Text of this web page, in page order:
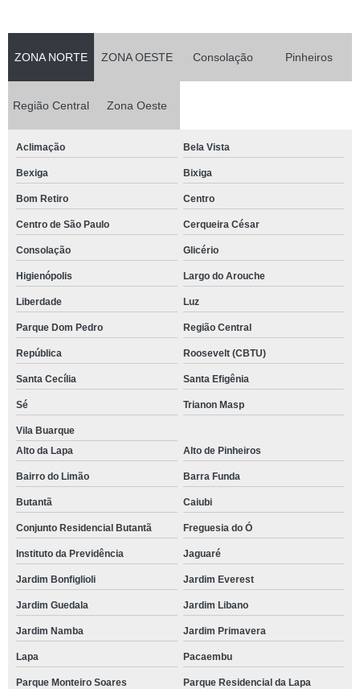
ZONA NORTE ZONA OESTE Consolação Pinheiros
Região Central Zona Oeste
Aclimação Bela Vista
Bexiga Bixiga
Bom Retiro Centro
Centro de São Paulo Cerqueira César
Consolação Glicério
Higienópolis Largo do Arouche
Liberdade Luz
Parque Dom Pedro Região Central
República Roosevelt (CBTU)
Santa Cecília Santa Efigênia
Sé Trianon Masp
Vila Buarque
Alto da Lapa
Alto de Pinheiros
Bairro do Limão Barra Funda
Butantã Caiubi
Conjunto Residencial Butantã Freguesia do Ó
Instituto da Previdência Jaguaré
Jardim Bonfiglioli Jardim Everest
Jardim Guedala Jardim Libano
Jardim Namba Jardim Primavera
Lapa Pacaembu
Parque Monteiro Soares Parque Residencial da Lapa